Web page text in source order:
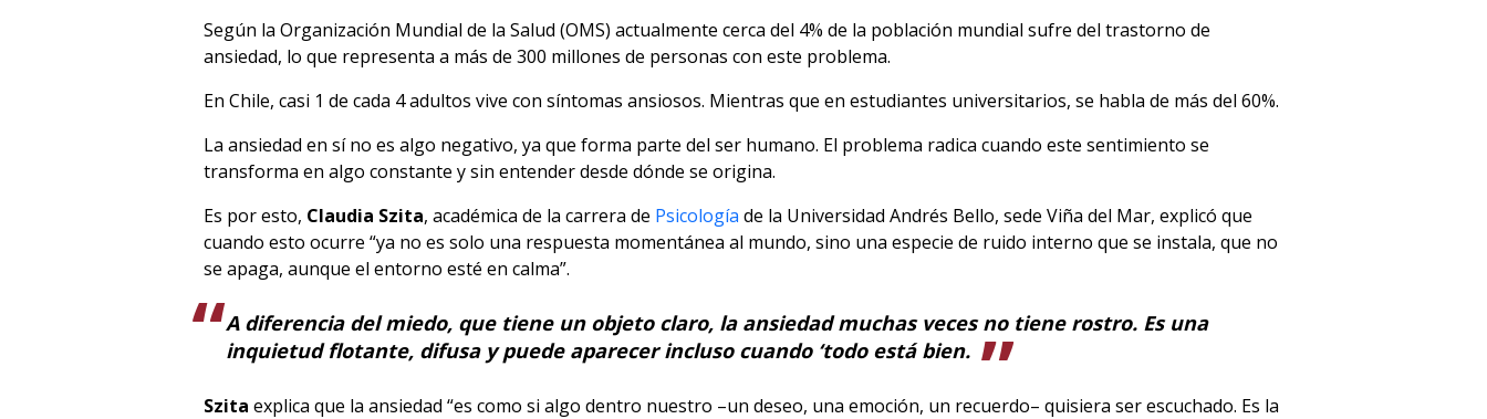
Según la Organización Mundial de la Salud (OMS) actualmente cerca del 4% de la población mundial sufre del trastorno de
ansiedad, lo que representa a más de 300 millones de personas con este problema.
En Chile, casi 1 de cada 4 adultos vive con síntomas ansiosos. Mientras que en estudiantes universitarios, se habla de más del 60%.
La ansiedad en sí no es algo negativo, ya que forma parte del ser humano. El problema radica cuando este sentimiento se
transforma en algo constante y sin entender desde dónde se origina.
Es por esto, Claudia Szita, académica de la carrera de Psicología de la Universidad Andrés Bello, sede Viña del Mar, explicó que
cuando esto ocurre “ya no es solo una respuesta momentánea al mundo, sino una especie de ruido interno que se instala, que no
se apaga, aunque el entorno esté en calma”.
A diferencia del miedo, que tiene un objeto claro, la ansiedad muchas veces no tiene rostro. Es una
inquietud flotante, difusa y puede aparecer incluso cuando ‘todo está bien.
Szita explica que la ansiedad “es como si algo dentro nuestro –un deseo, una emoción, un recuerdo– quisiera ser escuchado. Es la